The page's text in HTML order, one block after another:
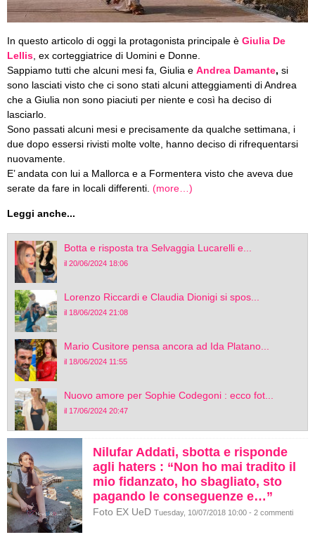
In questo articolo di oggi la protagonista principale è Giulia De
Lellis , ex corteggiatrice di Uomini e Donne.
Sappiamo tutti che alcuni mesi fa, Giulia e Andrea Damante, si
sono lasciati visto che ci sono stati alcuni atteggiamenti di Andrea
che a Giulia non sono piaciuti per niente e così ha deciso di
lasciarlo.
Sono passati alcuni mesi e precisamente da qualche settimana, i
due dopo essersi rivisti molte volte, hanno deciso di rifrequentarsi
nuovamente.
E’ andata con lui a Mallorca e a Formentera visto che aveva due
serate da fare in locali differenti. (more…)
Leggi anche...
Botta e risposta tra Selvaggia Lucarelli e...
il 20/06/2024 18:06
Lorenzo Riccardi e Claudia Dionigi si spos...
il 18/06/2024 21:08
Mario Cusitore pensa ancora ad Ida Platano...
il 18/06/2024 11:55
Nuovo amore per Sophie Codegoni : ecco fot...
il 17/06/2024 20:47
Nilufar Addati, sbotta e risponde
agli haters : “Non ho mai tradito il
mio fidanzato, ho sbagliato, sto
pagando le conseguenze e…”
Foto EX UeD Tuesday, 10/07/2018 10:00 - 2 commenti